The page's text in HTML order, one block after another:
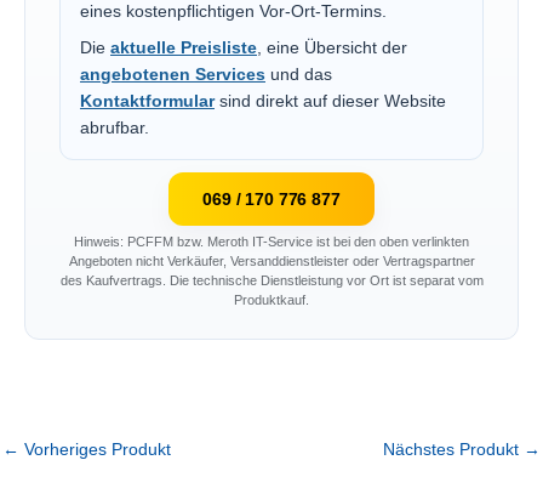
eines kostenpflichtigen Vor-Ort-Termins.
Die aktuelle Preisliste , eine Übersicht der
angebotenen Services und das
Kontaktformularsind direkt auf dieser Website
abrufbar.
069 / 170 776 877
Hinweis: PCFFM bzw. Meroth IT-Service ist bei den oben verlinkten
Angeboten nicht Verkäufer, Versanddienstleister oder Vertragspartner
des Kaufvertrags. Die technische Dienstleistung vor Ort ist separat vom
Produktkauf.
← Vorheriges Produkt Nächstes Produkt →